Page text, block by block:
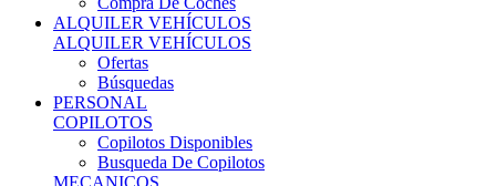
ALQUILER VEHÍCULOS
Ofertas
Búsquedas
PERSONAL
COPILOTOS
Copilotos Disponibles
Busqueda De Copilotos
MECANICOS
Mecánicos Disponibles